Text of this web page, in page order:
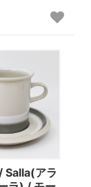
Salla(アラ